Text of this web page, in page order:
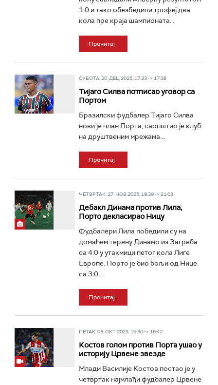
1:0 и тако обезбедили трофеј два
кола пре краја шампионата...
Прочитај
СУБОТА, 20. ДЕЦ 2025, 17:33 -> 17:38
Тијаго Силва потписао уговор са
Портом
Бразилски фудбалер Тијаго Силва
нови је члан Порта, саопштио је клуб
на друштвеним мрежама...
Прочитај
ЧЕТВРТАК, 27. НОВ 2025, 19:39 -> 21:03
Дебакл Динама против Лила,
Порто декласирао Ницу
Фудбалери Лила победили су на
домаћем терену Динамо из Загреба
са 4:0 у утакмици петог кола Лиге
Европе. Порто је био бољи од Нице
са 3:0...
Прочитај
ПЕТАК, 03. ОКТ 2025, 16:30 -> 16:42
Костов голом против Порта ушао у
историју Црвене звезде
Млади Василије Костов постао је у
четвртак најмлађи фудбалер Црвене